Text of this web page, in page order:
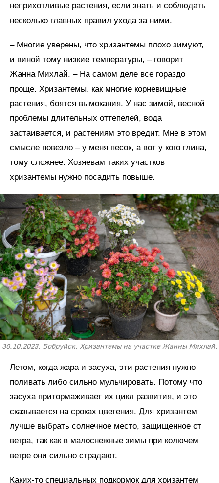
неприхотливые растения, если знать и соблюдать
несколько главных правил ухода за ними.
– Многие уверены, что хризантемы плохо зимуют,
и виной тому низкие температуры, – говорит
Жанна Михлай. – На самом деле все гораздо
проще. Хризантемы, как многие корневищные
растения, боятся вымокания. У нас зимой, весной
проблемы длительных оттепелей, вода
застаивается, и растениям это вредит. Мне в этом
смысле повезло – у меня песок, а вот у кого глина,
тому сложнее. Хозяевам таких участков
хризантемы нужно посадить повыше.
30.10.2023. Бобруйск. Хризантемы на участке Жанны Михлай.
Летом, когда жара и засуха, эти растения нужно
поливать либо сильно мульчировать. Потому что
засуха притормаживает их цикл развития, и это
сказывается на сроках цветения. Для хризантем
лучше выбрать солнечное место, защищенное от
ветра, так как в малоснежные зимы при колючем
ветре они сильно страдают.
Каких-то специальных подкормок для хризантем